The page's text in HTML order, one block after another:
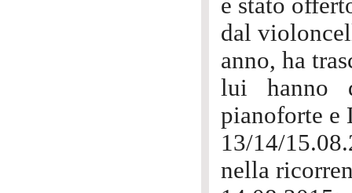
è stato
dal
anno, ha
lui hanno
pianoforte e
13/14/
nella